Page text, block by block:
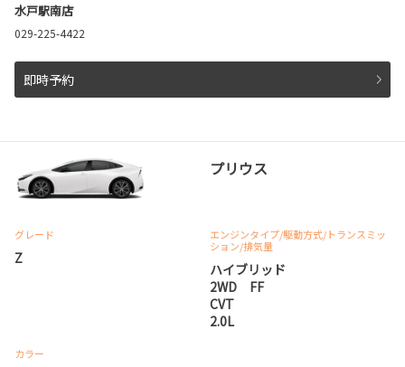
水戸駅南店
029-225-4422
即時予約
プリウス
グレード
Z
エンジンタイプ/駆動方式/トランスミッ
ション/排気量
ハイブリッド
2WD FF
CVT
2.0L
カラー